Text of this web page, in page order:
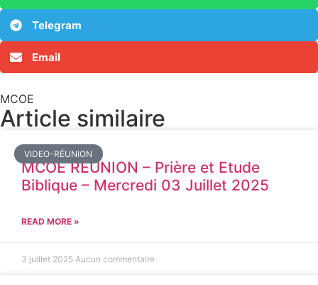
Telegram
Email
MCOE
Article similaire​
VIDEO-RÉUNION
MCOE REUNION – Prière et Etude
Biblique – Mercredi 03 Juillet 2025
READ MORE »
3 juillet 2025 Aucun commentaire